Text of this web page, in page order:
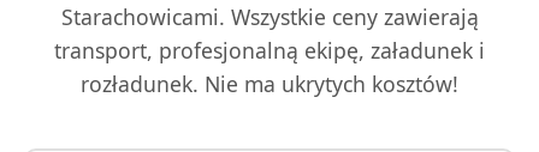
Starachowicami. Wszystkie ceny zawierają
transport, profesjonalną ekipę, załadunek i
rozładunek. Nie ma ukrytych kosztów!